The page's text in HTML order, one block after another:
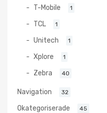
T-Mobile 1
TCL 1
Unitech 1
Xplore 1
Zebra 40
Navigation 32
Okategoriserade 45